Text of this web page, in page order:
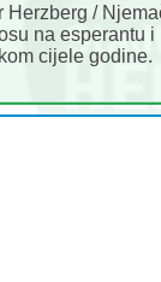
Herzberg /
na esperantu
cijele godine.